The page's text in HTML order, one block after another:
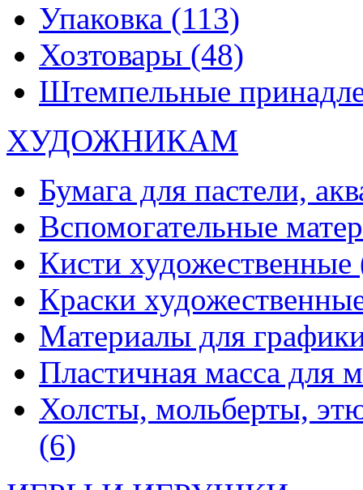
Упаковка (113)
Хозтовары (48)
Штемпельные
ХУДОЖНИКАМ
Бумага для пастели,
Вспомогательные
Кисти художественные
Краски
Материалы для
Пластичная масса для
Холсты, мольберты,
(6)